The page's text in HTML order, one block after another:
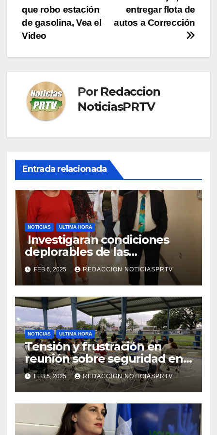
de
entradas
entregar flota de
autos a Corrección
que robo estación
de gasolina, Vea el
Video
Por Redaccion
NoticiasPRTV
Entrada relacionada
NOTICIAS ULTIMA HORA
Investigaran condiciones
deplorables de las
facilidades el Departamento
de la Salud en Mayagüez
FEB 6, 2025 REDACCION NOTICIASPRTV
NOTICIAS ULTIMA HORA
Tensión y frustración en
reunión sobre seguridad en
Reparto Metropolitano
FEB 5, 2025 REDACCION NOTICIASPRTV